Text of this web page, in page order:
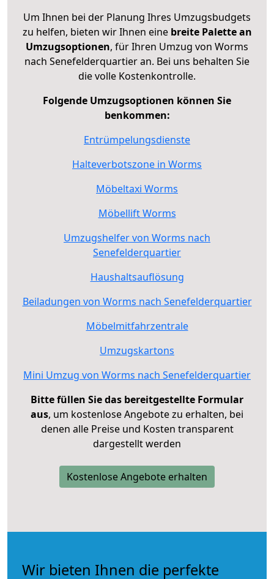
Um Ihnen bei der Planung Ihres Umzugsbudgets
zu helfen, bieten wir Ihnen eine breite Palette an
Umzugsoptionen, für Ihren Umzug von Worms
nach Senefelderquartier an. Bei uns behalten Sie
die volle Kostenkontrolle.
Folgende Umzugsoptionen können Sie
benkommen:
Entrümpelungsdienste
Halteverbotszone in Worms
Möbeltaxi Worms
Möbellift Worms
Umzugshelfer von Worms nach
Senefelderquartier
Haushaltsauflösung
Beiladungen von Worms nach Senefelderquartier
Möbelmitfahrzentrale
Umzugskartons
Mini Umzug von Worms nach Senefelderquartier
Bitte füllen Sie das bereitgestellte Formular
aus, um kostenlose Angebote zu erhalten, bei
denen alle Preise und Kosten transparent
dargestellt werden
Kostenlose Angebote erhalten
Wir bieten Ihnen die perfekte